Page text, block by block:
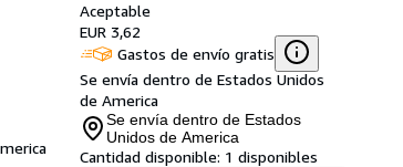
Aceptable
EUR 3,62
Gastos de envío gratis
Se envía dentro de Estados Unidos
de America
Se envía dentro de Estados
Unidos de America
Cantidad disponible: 1 disponibles